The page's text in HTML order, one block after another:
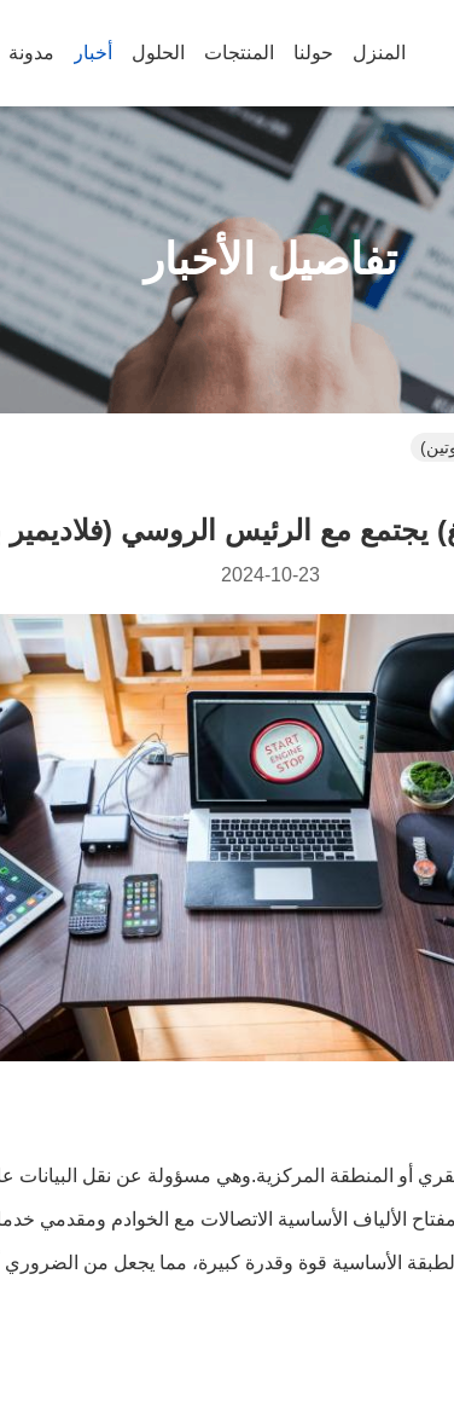
المنزل حولنا المنتجات الحلول أخبار مدونة
تفاصيل الأخبار
يجتمع مع الرئيس الروسي (فلاديمير
2024-10-23
أو المنطقة المركزية.وهي مسؤولة عن نقل
الأساسية قوة وقدرة كبيرة، مما يجعل من